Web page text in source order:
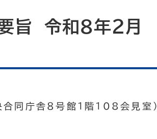
旨 令和８年2月
庁舎８号館１階108会見室）